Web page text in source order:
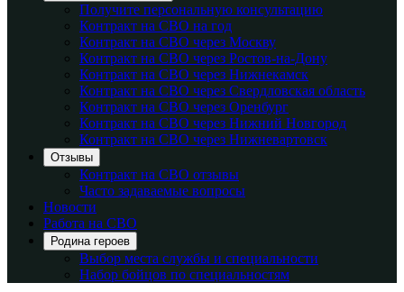
Получите персональную консультацию
Контракт на СВО на год
Контракт на СВО через Москву
Контракт на СВО через Ростов-на-Дону
Контракт на СВО через Нижнекамск
Контракт на СВО через Свердловская область
Контракт на СВО через Оренбург
Контракт на СВО через Нижний Новгород
Контракт на СВО через Нижневартовск
Отзывы
Контракт на СВО отзывы
Часто задаваемые вопросы
Новости
Работа на СВО
Родина героев
Выбор места службы и специальности
Набор бойцов по специальностям